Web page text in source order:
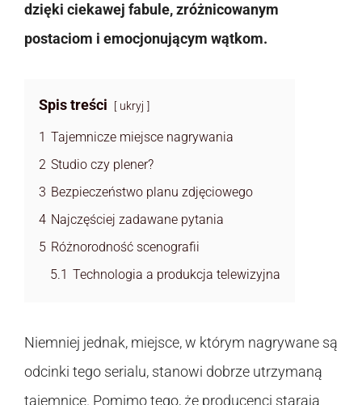
dzięki ciekawej fabule, zróżnicowanym
postaciom i emocjonującym wątkom.
Spis treści ukryj
1 Tajemnicze miejsce nagrywania
2 Studio czy plener?
3 Bezpieczeństwo planu zdjęciowego
4 Najczęściej zadawane pytania
5 Różnorodność scenografii
5.1 Technologia a produkcja telewizyjna
Niemniej jednak, miejsce, w którym nagrywane są
odcinki tego serialu, stanowi dobrze utrzymaną
tajemnicę. Pomimo tego, że producenci starają